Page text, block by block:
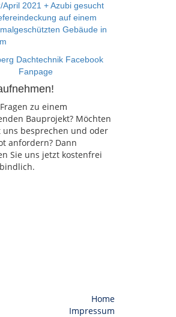
April 2021 + Azubi gesucht
auf einem
Gebäude in
zu einem
Bauprojekt? Möchten
uns besprechen und oder
anfordern? Dann
Sie uns jetzt kostenfrei
Home
Impressum